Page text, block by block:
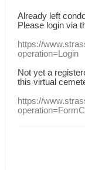
Already left
Please login via
https://
operation=Login
Not yet a
this virtual
https://